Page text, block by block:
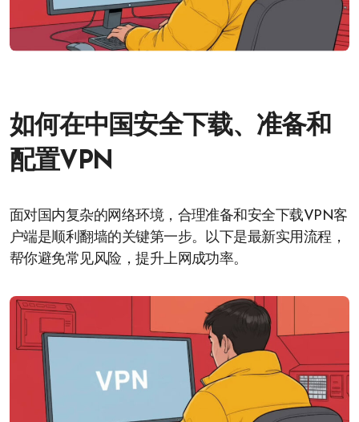
如何在中国安全下载、准备和
配置VPN
面对国内复杂的网络环境，合理准备和安全下载VPN客
户端是顺利翻墙的关键第一步。以下是最新实用流程，
帮你避免常见风险，提升上网成功率。